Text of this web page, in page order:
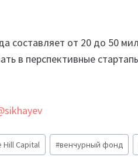
составляет от 20 до 50
в перспективные
Hill Capital #венчурный фонд